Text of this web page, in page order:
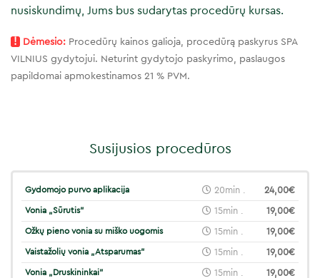
nusiskundimų, Jums bus sudarytas procedūrų kursas.
! Dėmesio: Procedūrų kainos galioja, procedūrą paskyrus SPA
VILNIUS gydytojui. Neturint gydytojo paskyrimo, paslaugos
papildomai apmokestinamos 21 % PVM.
Susijusios procedūros
Gydomojo purvo aplikacija 20min . 24,00€
Vonia „Sūrutis" 15min . 19,00€
Ožkų pieno vonia su miško uogomis 15min . 19,00€
Vaistažolių vonia „Atsparumas" 15min . 19,00€
Vonia „Druskininkai" 15min . 19,00€